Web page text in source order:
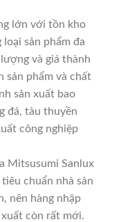
lớn với tồn kho
sản phẩm đa
và giá thành
sản phẩm và chất
sản xuất bao
đá, tàu thuyền
công nghiệp
Mitsusumi Sanlux
chuẩn nhà sản
nên hàng nhập
còn rất mới.